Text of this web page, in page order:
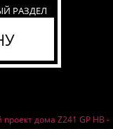
РАЗДЕЛ